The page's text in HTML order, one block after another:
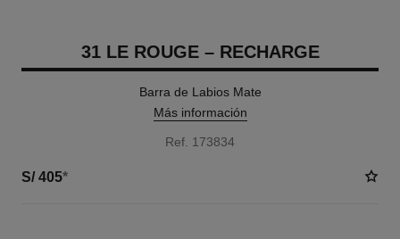
31 LE ROUGE – RECHARGE
Barra de Labios Mate
Más información
Ref. 173834
S/ 405*